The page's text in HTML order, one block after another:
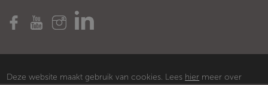
Deze website maakt gebruik van cookies. Lees hier meer over